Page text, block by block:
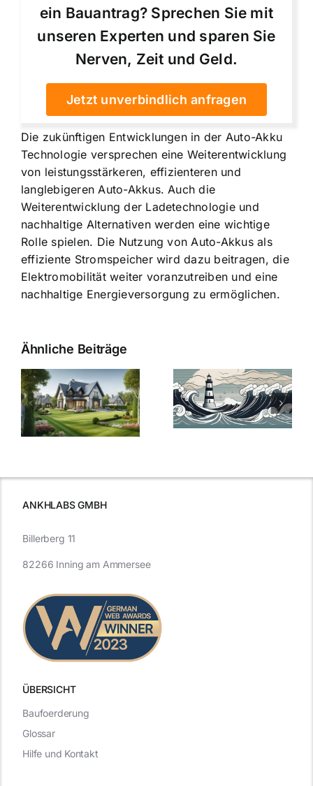
ein Bauantrag? Sprechen Sie mit
unseren Experten und sparen Sie
Nerven, Zeit und Geld.
Jetzt unverbindlich anfragen
Die zukünftigen Entwicklungen in der Auto-Akku
Technologie versprechen eine Weiterentwicklung
von leistungsstärkeren, effizienteren und
langlebigeren Auto-Akkus. Auch die
Weiterentwicklung der Ladetechnologie und
nachhaltige Alternativen werden eine wichtige
Rolle spielen. Die Nutzung von Auto-Akkus als
effiziente Stromspeicher wird dazu beitragen, die
Elektromobilität weiter voranzutreiben und eine
nachhaltige Energieversorgung zu ermöglichen.
Ähnliche Beiträge
Bauzinsen im
Sturm: Die
aktuelle
Entwicklung
Die Evolution
der
Bauzinsen: Ein
Blick in die
ANKHLABS GMBH
ÜBERSICHT
Billerberg 11
82266 Inning am Ammersee
Baufoerderung
Glossar
Hilfe und Kontakt